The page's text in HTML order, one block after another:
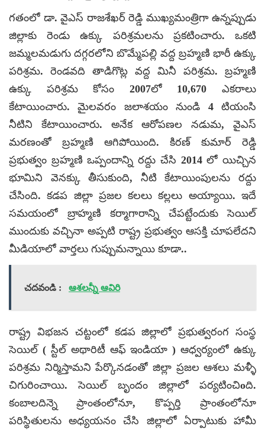
గతంలో డా. వైఎస్ రాజశేఖర్ రెడ్డి ముఖ్యమంత్రిగా ఉన్నప్పుడు
జిల్లాకు రెండు ఉక్కు పరిశ్రమలను ప్రకటించారు. ఒకటి
జమ్మలమడుగు దగ్గరలోని బొమ్మేపల్లి వద్ద బ్రహ్మణి భారీ ఉక్కు
పరిశ్రమ. రెండవది తాడిగొట్ల వద్ద మినీ పరిశ్రమ. బ్రహ్మణి
ఉక్కు పరిశ్రమ కోసం 2007లో 10,670 ఎకరాలు
కేటాయించారు. మైలవరం జలాశయం నుండి 4 టియంసి
నీటిని కేటాయించారు. అనేక ఆరోపణల నడుమ, వైఎస్
మరణంతో బ్రహ్మణి ఆగిపోయింది. కిరణ్ కుమార్ రెడ్డి
ప్రభుత్వం బ్రహ్మణి ఒప్పందాన్ని రద్దు చేసి 2014 లో యిచ్చిన
భూమిని వెనక్కు తీసుకుంది, నీటి కేటాయింపులను రద్దు
చేసింది. కడప జిల్లా ప్రజల కలలు కల్లలు అయ్యాయి. ఇదే
సమయంలో బ్రాహ్మణి కర్మాగారాన్ని చేపట్టేందుకు సెయిల్
ముందుకు వచ్చినా అప్పటి రాష్ట్ర ప్రభుత్వం ఆసక్తి చూపలేదని
మీడియాలో వార్తలు గుప్పుమన్నాయి కూడా..
చదవండి : ఆశలన్నీ ఆవిరి
రాష్ట్ర విభజన చట్టంలో కడప జిల్లాలో ప్రభుత్వరంగ సంస్థ
సెయిల్ ( స్టీల్ అథారిటీ ఆఫ్ ఇండియా ) ఆధ్వర్యంలో ఉక్కు
పరిశ్రమ నిర్మిస్తామని పేర్కొనడంతో జిల్లా ప్రజల ఆశలు మళ్ళీ
చిగురించాయి. సెయిల్ బృందం జిల్లాలో పర్యటించిoది.
కంబాలదిన్నె ప్రాంతంలోనూ, కొప్పర్తి ప్రాంతంలోనూ
పరిస్థితులను అధ్యయనం చేసి జిల్లాలో ఏర్పాటుకు హామీ